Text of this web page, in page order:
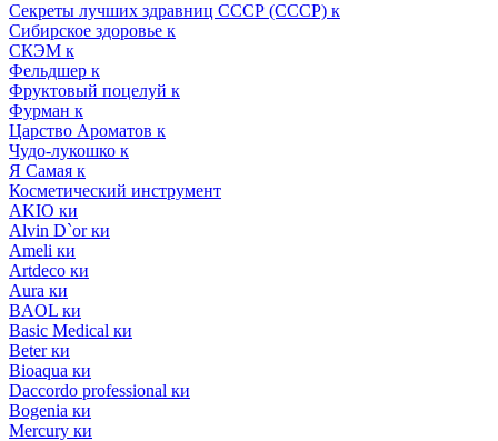
Секреты лучших здравниц СССР (СССР) к
Сибирское здоровье к
СКЭМ к
Фельдшер к
Фруктовый поцелуй к
Фурман к
Царство Ароматов к
Чудо-лукошко к
Я Самая к
Косметический инструмент
AKIO ки
Alvin D`or ки
Ameli ки
Artdeco ки
Aura ки
BAOL ки
Basic Medical ки
Beter ки
Bioaqua ки
Daccordo professional ки
Bogenia ки
Mercury ки